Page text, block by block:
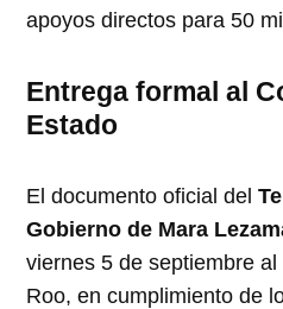
apoyos directos para 50
Entrega formal al
Estado
El documento oficial del
Gobierno de Mara
viernes 5 de septiembre
Roo, en cumplimiento de